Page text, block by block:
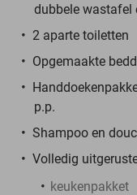
dubbele wastafel
2 aparte toiletten
Opgemaakte
p.p.
Shampoo en
Volledig
keukenpakket